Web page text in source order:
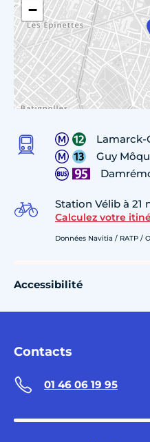
−
Guy
Station Vélib à 21
Calculez votre
Données Navitia / RATP /
Accessibilité
Contacts
01 46 06 19 95